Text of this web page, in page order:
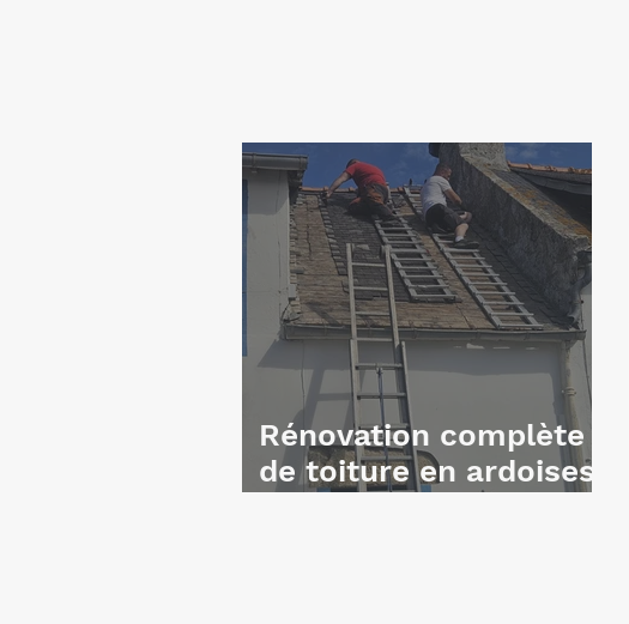
Rénovation complète
de toiture en ardoises